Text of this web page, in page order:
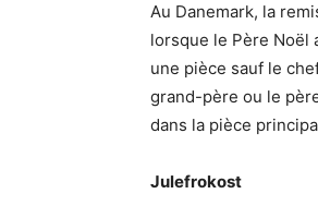
Au Danemark, la
lorsque le Père Noël
une pièce sauf le
grand-père ou le
dans la pièce
Julefrokost